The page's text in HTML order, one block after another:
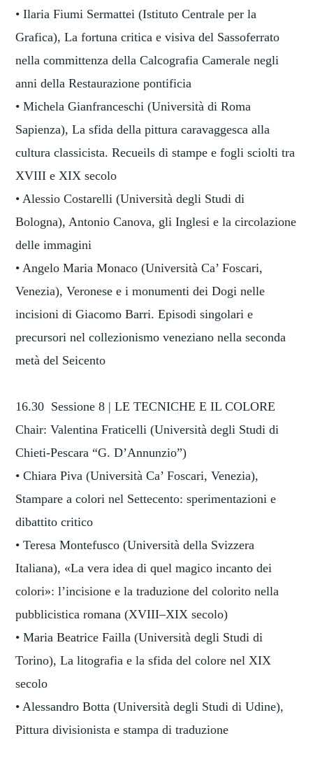
• Ilaria Fiumi Sermattei (Istituto Centrale per la
Grafica), La fortuna critica e visiva del Sassoferrato
nella committenza della Calcografia Camerale negli
anni della Restaurazione pontificia
• Michela Gianfranceschi (Università di Roma
Sapienza), La sfida della pittura caravaggesca alla
cultura classicista. Recueils di stampe e fogli sciolti tra
XVIII e XIX secolo
• Alessio Costarelli (Università degli Studi di
Bologna), Antonio Canova, gli Inglesi e la circolazione
delle immagini
• Angelo Maria Monaco (Università Ca’ Foscari,
Venezia), Veronese e i monumenti dei Dogi nelle
incisioni di Giacomo Barri. Episodi singolari e
precursori nel collezionismo veneziano nella seconda
metà del Seicento
16.30 Sessione 8 | LE TECNICHE E IL COLORE
Chair: Valentina Fraticelli (Università degli Studi di
Chieti-Pescara “G. D’Annunzio”)
• Chiara Piva (Università Ca’ Foscari, Venezia),
Stampare a colori nel Settecento: sperimentazioni e
dibattito critico
• Teresa Montefusco (Università della Svizzera
Italiana), «La vera idea di quel magico incanto dei
colori»: l’incisione e la traduzione del colorito nella
pubblicistica romana (XVIII–XIX secolo)
• Maria Beatrice Failla (Università degli Studi di
Torino), La litografia e la sfida del colore nel XIX
secolo
• Alessandro Botta (Università degli Studi di Udine),
Pittura divisionista e stampa di traduzione